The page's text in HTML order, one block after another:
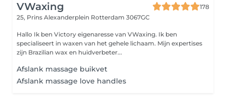
VWaxing
178
25, Prins Alexanderplein Rotterdam 3067GC
Hallo Ik ben Victory eigenaresse van VWaxing. Ik ben
specialiseert in waxen van het gehele lichaam. Mijn expertises
zijn Brazilian wax en huidverbeter...
Afslank massage buikvet
Afslank massage love handles